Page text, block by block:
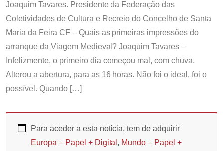
Joaquim Tavares. Presidente da Federação das
Coletividades de Cultura e Recreio do Concelho de Santa
Maria da Feira CF – Quais as primeiras impressões do
arranque da Viagem Medieval? Joaquim Tavares –
Infelizmente, o primeiro dia começou mal, com chuva.
Alterou a abertura, para as 16 horas. Não foi o ideal, foi o
possível. Quando […]
Para aceder a esta notícia, tem de adquirir
Europa – Papel + Digital , Mundo – Papel +